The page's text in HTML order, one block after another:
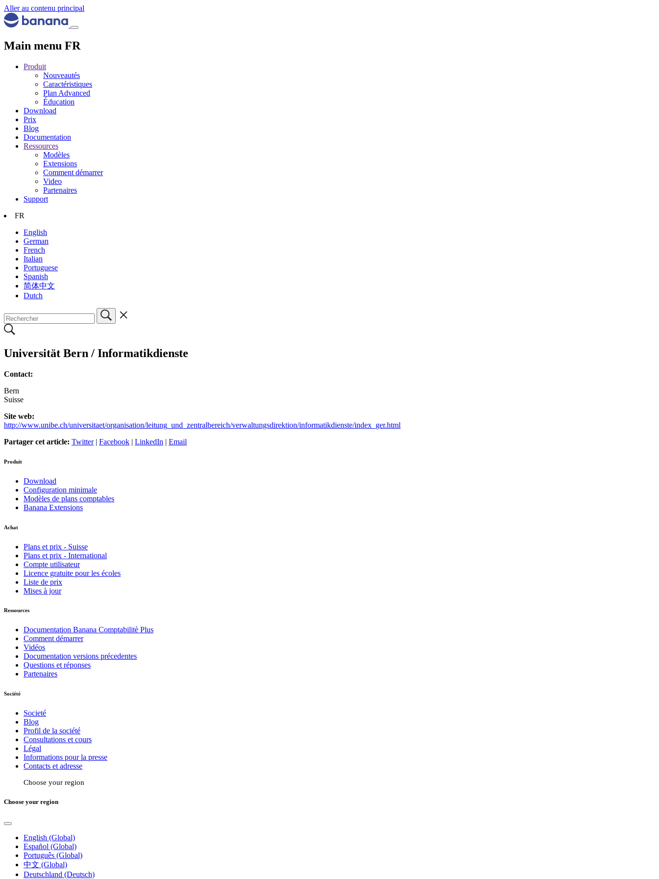
Aller au contenu principal
Main menu FR
Produit
Nouveautés
Caractéristiques
Plan Advanced
Éducation
Download
Prix
Blog
Documentation
Ressources
Modèles
Extensions
Comment démarrer
Video
Partenaires
Support
FR
English
German
French
Italian
Portuguese
Spanish
简体中文
Dutch
Universität Bern / Informatikdienste
Contact:
Bern
Suisse
Site web:
http://www.unibe.ch/universitaet/organisation/leitung_und_zentralbereich/verwaltungsdirektion/informatikdienste/index_ger.html
Partager cet article: Twitter| Facebook | LinkedIn | Email
Produit
Download
Configuration minimale
Modèles de plans comptables
Banana Extensions
Achat
Plans et prix - Suisse
Plans et prix - International
Compte utilisateur
Licence gratuite pour les écoles
Liste de prix
Mises à jour
Ressources
Documentation Banana Comptabilitè Plus
Comment démarrer
Vidéos
Documentation versions précedentes
Questions et réponses
Partenaires
Société
Societé
Blog
Profil de la société
Consultations et cours
Légal
Informations pour la presse
Contacts et adresse
Choose your region
Choose your region
English (Global)
Español (Global)
Português (Global)
中文 (Global)
Deutschland (Deutsch)